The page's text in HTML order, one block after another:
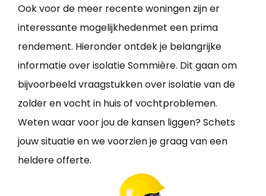
Ook voor de meer recente woningen zijn er
interessante mogelijkhedenmet een prima
rendement. Hieronder ontdek je belangrijke
informatie over isolatie Sommière. Dit gaan om
bijvoorbeeld vraagstukken over isolatie van de
zolder en vocht in huis of vochtproblemen.
Weten waar voor jou de kansen liggen? Schets
jouw situatie en we voorzien je graag van een
heldere offerte.